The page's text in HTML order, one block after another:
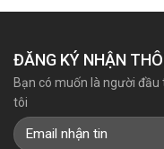
ĐĂNG KÝ NHẬN
Bạn có muốn là người
tôi